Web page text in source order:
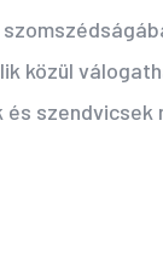
közül